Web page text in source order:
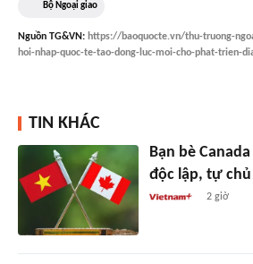
Bộ Ngoại giao
Nguồn TG&VN: https://baoquocte.vn/thu-truong-
hoi-nhap-quoc-te-tao-dong-luc-moi-cho-phat-trien-
TIN KHÁC
Bạn bè
độc lập, tự
2 giờ